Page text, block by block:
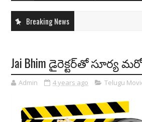
Breaking News
Jai Bhim డైరెక్టర్‌తో
Admin 4 years ago Telugu